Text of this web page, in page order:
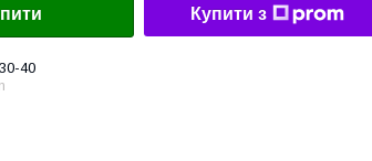
Купити з
40